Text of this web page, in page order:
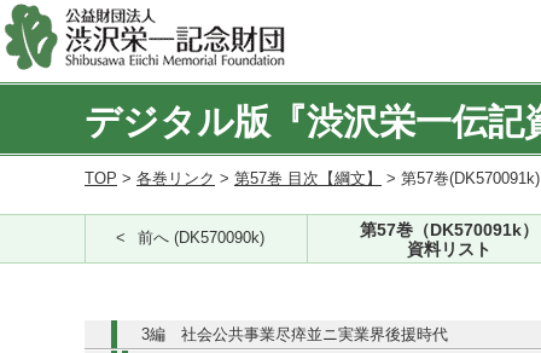
デジタル版『渋沢栄一伝記
TOP > 各巻リンク > 第57巻 目次【綱文】 > 第57巻
前へ (DK570090k)
第57巻（DK570091k）
資料リスト
3編 社会公共事業尽瘁並ニ実業界後援時代